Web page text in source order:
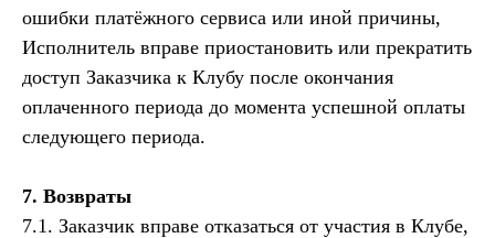
ошибки платёжного сервиса или иной причины,
Исполнитель вправе приостановить или прекратить
доступ Заказчика к Клубу после окончания
оплаченного периода до момента успешной оплаты
следующего периода.
7. Возвраты
7.1. Заказчик вправе отказаться от участия в Клубе,